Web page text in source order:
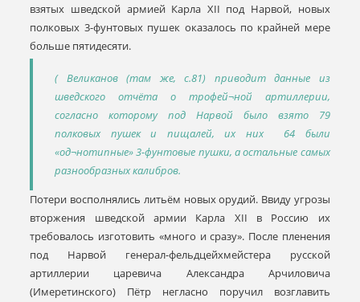
взятых шведской армией Карла XII под Нарвой, новых
полковых 3-фунтовых пушек оказалось по крайней мере
больше пятидесяти.
( Великанов (там же, с.81) приводит данные из
шведского отчёта о трофей¬ной артиллерии,
согласно которому под Нарвой было взято 79
полковых пушек и пищалей, их них 64 были
«од¬нотипные» 3-фунтовые пушки, а остальные самых
разнообразных калибров.
Потери восполнялись литьём новых орудий. Ввиду угрозы
вторжения шведской армии Карла XII в Россию их
требовалось изготовить «много и сразу». После пленения
под Нарвой генерал-фельдцейхмейстера русской
артиллерии царевича Александра Арчиловича
(Имеретинского) Пётр негласно поручил возглавить